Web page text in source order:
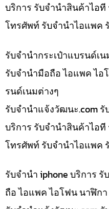
บริการ รับจำนำสินค้าไอ
โทรศัพท์ รับจำนำไอแพค
รับจำนำกระเป๋าแบรนด์เ
รับจำนำมือถือ ไอแพค ไ
รนด์เนมต่างๆ
รับจํานําแจ้งวัฒนะ.com
บริการ รับจำนำสินค้าไอ
โทรศัพท์ รับจำนำไอแพค
รับจำนำ iphone บริการ
ถือ ไอแพค ไอโฟน นาฬิก